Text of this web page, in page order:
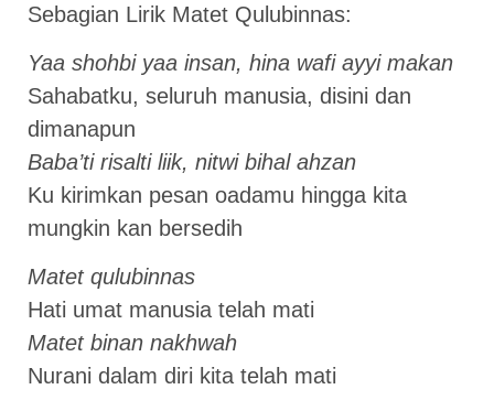
Sebagian Lirik Matet Qulubinnas:
Yaa shohbi yaa insan, hina wafi ayyi makan
Sahabatku, seluruh manusia, disini dan
dimanapun
Baba’ti risalti liik, nitwi bihal ahzan
Ku kirimkan pesan oadamu hingga kita
mungkin kan bersedih
Matet qulubinnas
Hati umat manusia telah mati
Matet binan nakhwah
Nurani dalam diri kita telah mati